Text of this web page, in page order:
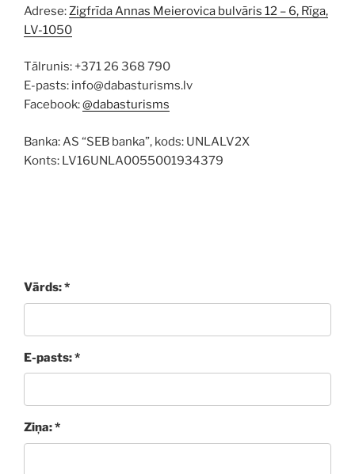
Adrese:Zigfrīda Annas Meierovica bulvāris 12 – 6, Rīga,
LV-1050
Tālrunis: +371 26 368 790
E-pasts: info@dabasturisms.lv
Facebook:@dabasturisms
Banka: AS “SEB banka”, kods: UNLALV2X
Konts: LV16UNLA0055001934379
Vārds: *
E-pasts: *
Ziņa: *